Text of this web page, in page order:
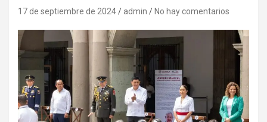
17 de septiembre de 2024 admin No hay comentarios